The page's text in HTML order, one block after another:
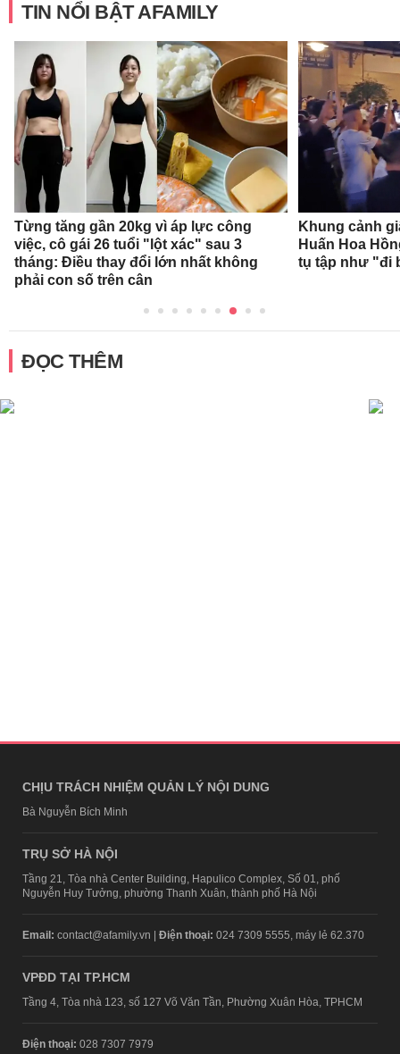
TIN NỔI BẬT AFAMILY
Từng tăng gần 20kg vì áp lực công
việc, cô gái 26 tuổi "lột xác" sau 3
tháng: Điều thay đổi lớn nhất không
phải con số trên cân
Khung cảnh
Huấn Hoa
tụ tập như "đi
ĐỌC THÊM
CHỊU TRÁCH NHIỆM QUẢN LÝ NỘI DUNG
Bà Nguyễn Bích Minh
TRỤ SỞ HÀ NỘI
Tầng 21, Tòa nhà Center Building, Hapulico Complex, Số 01, phố
Nguyễn Huy Tưởng, phường Thanh Xuân, thành phố Hà Nội
Email: contact@afamily.vn | Điện thoại: 024 7309 5555, máy lẻ 62.370
VPĐD TẠI TP.HCM
Tầng 4, Tòa nhà 123, số 127 Võ Văn Tần, Phường Xuân Hòa, TPHCM
Điện thoại: 028 7307 7979